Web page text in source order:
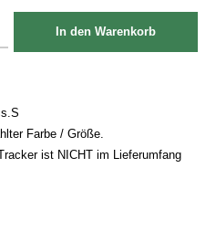
In den Warenkorb
Farbe / Größe.
ist NICHT im Lieferumfang